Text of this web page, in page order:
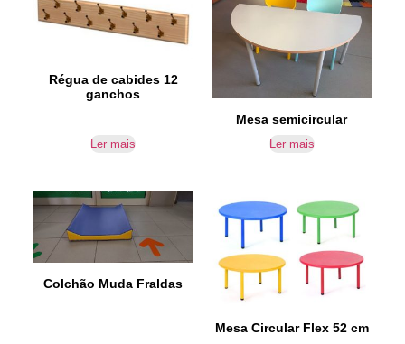
Régua de cabides 12
ganchos
Ler mais
Mesa semicircular
Ler mais
Colchão Muda Fraldas
Mesa Circular Flex 52 cm